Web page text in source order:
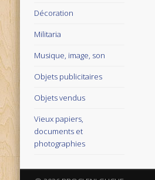
Décoration
Militaria
Musique, image, son
Objets publicitaires
Objets vendus
Vieux papiers,
documents et
photographies